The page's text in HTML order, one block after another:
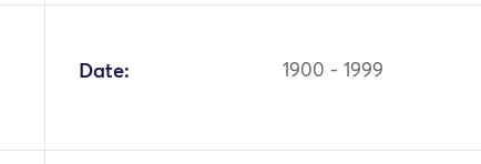
Date: 1900 - 1999